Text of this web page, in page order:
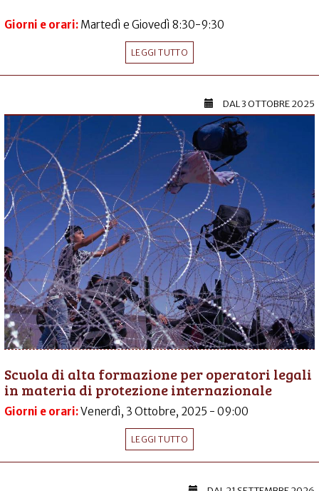
Giorni e orari: Martedì e Giovedì 8:30-9:30
LEGGI TUTTO
DAL3 OTTOBRE 2025
Scuola di alta formazione per operatori legali
in materia di protezione internazionale
Giorni e orari:Venerdì, 3 Ottobre, 2025 - 09:00
LEGGI TUTTO